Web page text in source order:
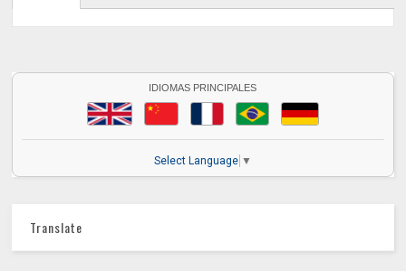
IDIOMAS PRINCIPALES
Select Language ▼
Translate